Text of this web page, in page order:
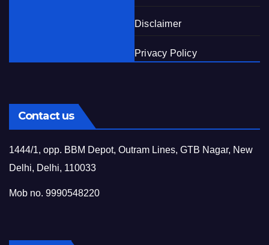
Disclaimer
Privacy Policy
Contact us
1444/1, opp. BBM Depot, Outram Lines, GTB Nagar, New
Delhi, Delhi, 110033
Mob no. 9990548220